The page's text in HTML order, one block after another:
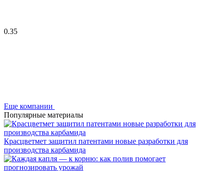
0.35
Еще компании
Популярные материалы
Красцветмет защитил патентами новые разработки для
производства карбамида